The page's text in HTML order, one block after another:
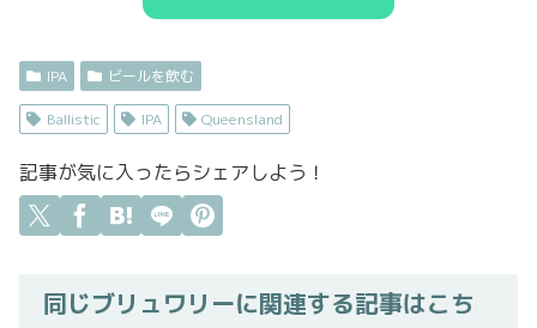
IPA ビールを飲む
Ballistic IPA Queensland
記事が気に入ったらシェアしよう！
同じブリュワリーに関連する記事はこち